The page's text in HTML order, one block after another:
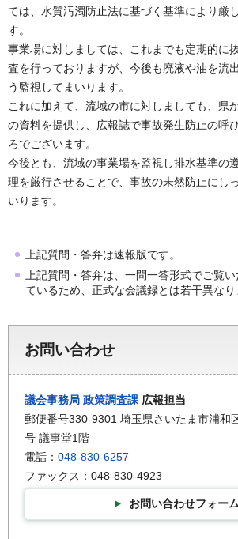
ては、水質汚濁防止法に基づく基準により厳
す。
事業場に対しましては、これまでも定期的に
査を行っておりますが、今後も廃液や油を流
う監視してまいります。
これに加えて、流域の市に対しましても、県
の資料を提供し、広報誌で事故発生防止の呼
ろでございます。
今後とも、流域の事業場を監視し排水基準の
理を厳行させることで、事故の未然防止にし
いります。
上記質問・答弁は速報版です。
上記質問・答弁は、一問一答形式でご覧
ているため、正式な会議録とは若干異なり
お問い合わせ
議会事務局 政策調査課 広報担当
郵便番号330-9301 埼玉県さいたま市浦和
号 議事堂1階
電話： 048-830-6257
ファックス：048-830-4923
お問い合わせフォーム